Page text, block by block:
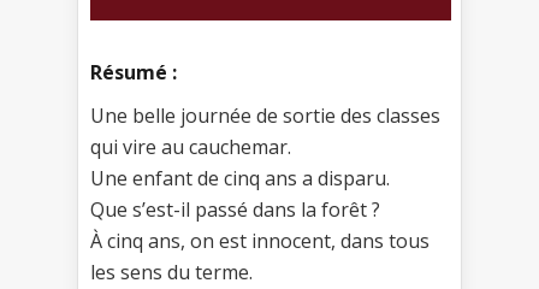
Résumé :
Une belle journée de sortie des classes
qui vire au cauchemar.
Une enfant de cinq ans a disparu.
Que s’est-il passé dans la forêt ?
À cinq ans, on est innocent, dans tous
les sens du terme.